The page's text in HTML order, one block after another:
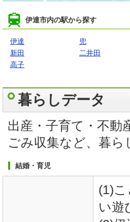
伊達市内の駅から探す
伊達 兜
新田
二井田
高子
暮らしデータ
出産・子育て・不動
ごみ収集など、暮
結婚・育児
(1)
い遊